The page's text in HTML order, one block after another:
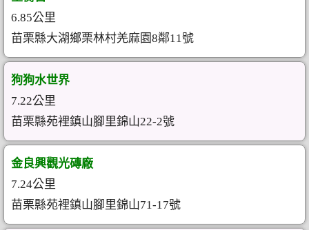
6.85公里
苗栗縣大湖鄉栗林村羌麻園8鄰11號
狗狗水世界
7.22公里
苗栗縣苑裡鎮山腳里錦山22-2號
金良興觀光磚廠
7.24公里
苗栗縣苑裡鎮山腳里錦山71-17號